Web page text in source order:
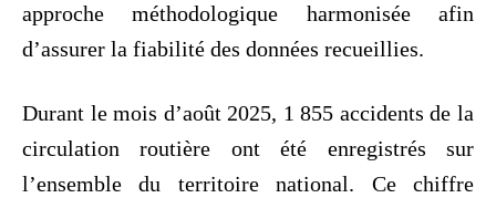
approche méthodologique harmonisée afin
d’assurer la fiabilité des données recueillies.
Durant le mois d’août 2025, 1 855 accidents de la
circulation routière ont été enregistrés sur
l’ensemble du territoire national. Ce chiffre